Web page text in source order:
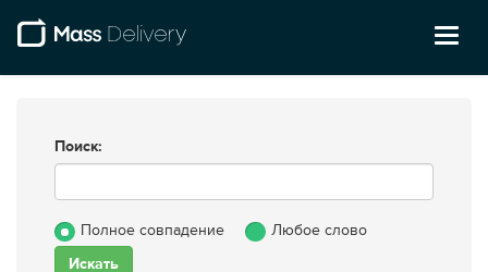
Поиск:
Полное совпадение Любое слово